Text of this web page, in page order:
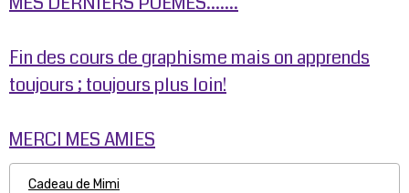
Fin des cours de graphisme mais on apprends
toujours ; toujours plus loin!
MERCI MES AMIES
Cadeau de Mimi